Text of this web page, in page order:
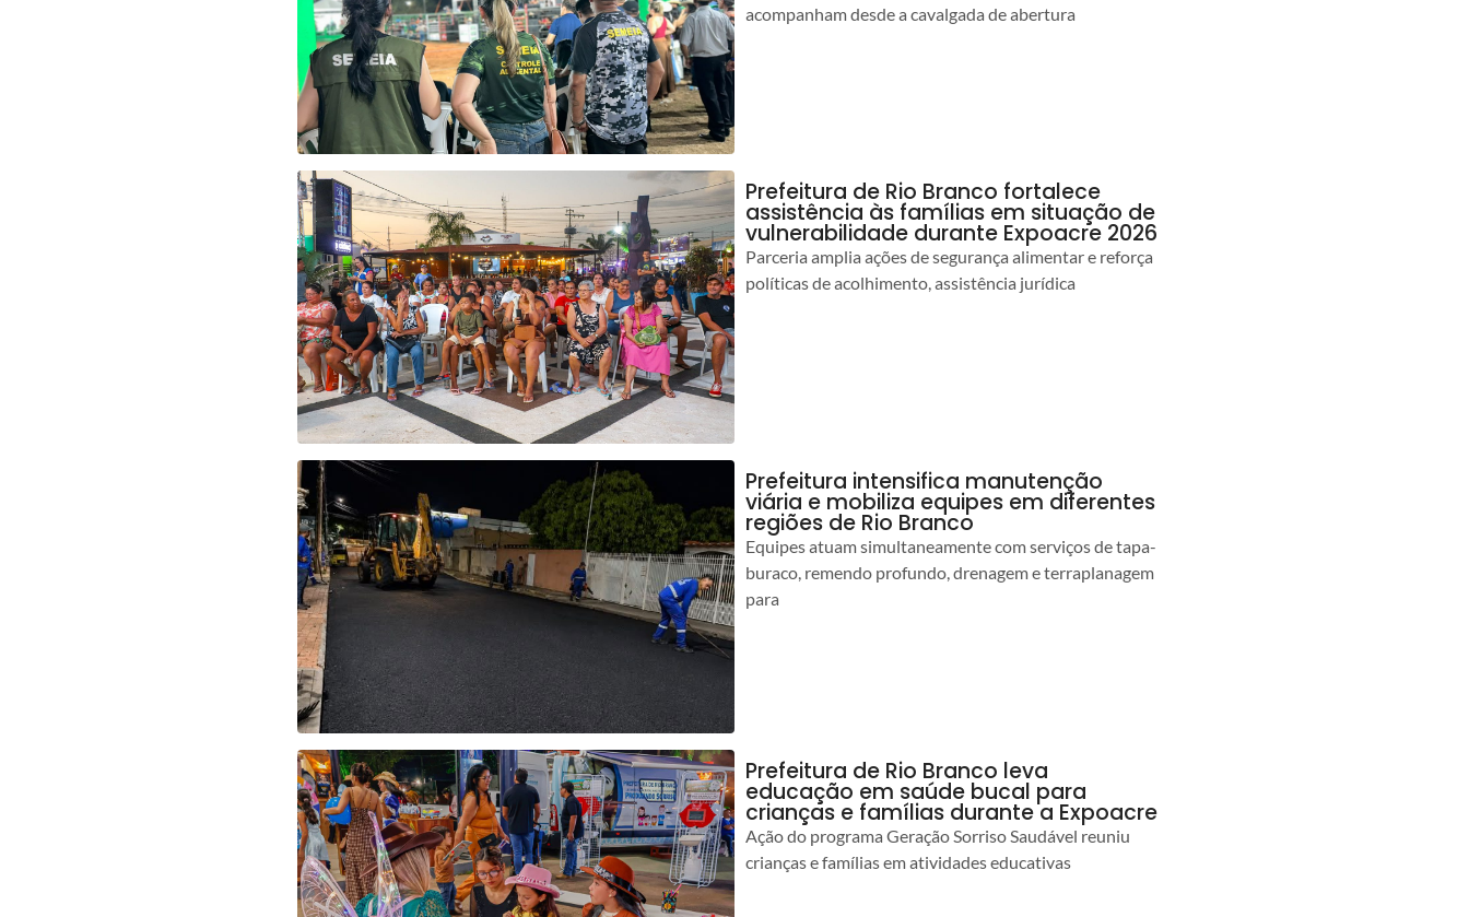
acompanham desde a cavalgada de abertura
Prefeitura de Rio Branco fortalece
assistência às famílias em situação de
vulnerabilidade durante Expoacre 2026
Parceria amplia ações de segurança alimentar e reforça
políticas de acolhimento, assistência jurídica
Prefeitura intensifica manutenção
viária e mobiliza equipes em diferentes
regiões de Rio Branco
Equipes atuam simultaneamente com serviços de tapa-
buraco, remendo profundo, drenagem e terraplanagem
para
Prefeitura de Rio Branco leva
educação em saúde bucal para
crianças e famílias durante a Expoacre
Ação do programa Geração Sorriso Saudável reuniu
crianças e famílias em atividades educativas